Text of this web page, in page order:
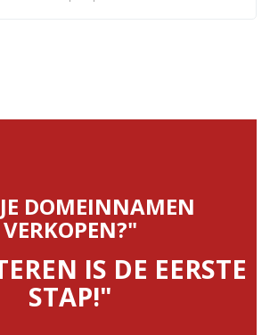
DOMEINNAMEN
VERKOPEN?"
IS DE EERSTE
STAP!"